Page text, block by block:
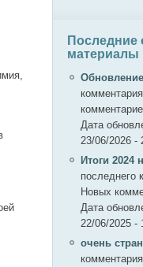
Последние
материалы
комментария
Дата
23/06/2026 -
Итоги 2024
последнего
Новых
Дата
22/06/2025 -
очень
комментария